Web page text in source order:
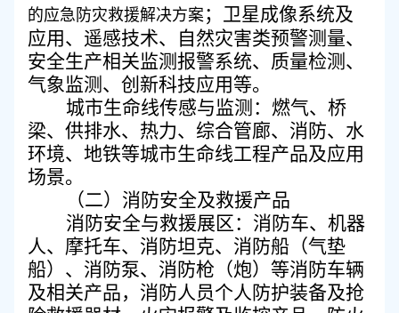
的应急防灾救援解决方案 ； 卫星成像系统及
应用、遥感技术、自然灾害类预警测量、
安全生产相关监测报警系统、质量检测、
气象监测、创新科技应用等。
城市生命线传感与监测 ： 燃气、桥
梁、供排水、热力、综合管廊、消防、水
环境、地铁等城市生命线工程产品及应用
场景。
（二） 消防安全及救援产品
消防安全与救援展区： 消防车、机器
人、摩托车、消防坦克、消防船（气垫
船）、消防泵、消防枪（炮）等消防车辆
及相关产品，消防人员个人防护装备及抢